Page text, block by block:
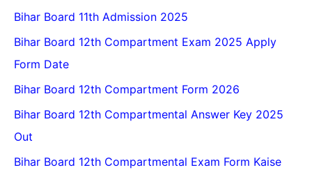
Bihar Board 11th Admission 2025
Bihar Board 12th Compartment Exam 2025 Apply
Form Date
Bihar Board 12th Compartment Form 2026
Bihar Board 12th Compartmental Answer Key 2025
Out
Bihar Board 12th Compartmental Exam Form Kaise